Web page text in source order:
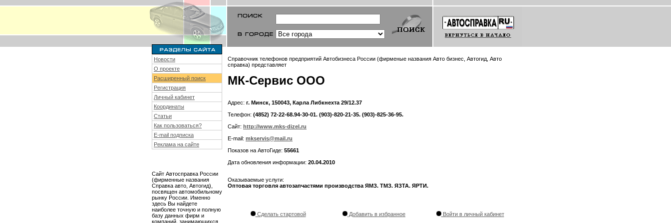
Новости
О проекте
Расширенный поиск
Регистрация
Личный кабинет
Координаты
Статьи
Как пользоваться?
E-mail подписка
Реклама на сайте
Сайт Автосправка России
(фирменные названия
Справка авто, Автогид),
посвящен автомобильному
рынку России. Именно
здесь Вы найдете
наиболее точную и полную
базу данных фирм и
компаний, занимающихся
Справочник телефонов предприятий Автобизнеса России (фирменые названия Авто бизнес, Автогид, Авто
справка) представляет
МК-Сервис ООО
Адрес: г. Минск, 150043, Карла Либкнехта 29/12.37
Телефон: (4852) 72-22-68.94-30-01. (903)-820-21-35. (903)-825-36-95.
Сайт: http://www.mks-dizel.ru
E-mail: mkservis@mail.ru
Показов на АвтоГиде: 55661
Дата обновления информации: 20.04.2010
Оказываемые услуги:
Оптовая торговля автозапчастями производства ЯМЗ. ТМЗ. ЯЗТА. ЯРТИ.
Сделать стартовой Добавить в избранное Войти в личный кабинет